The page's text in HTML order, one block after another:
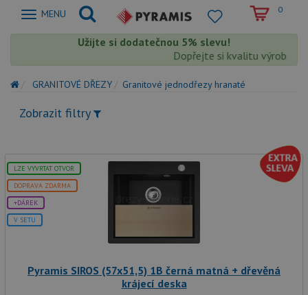
Zobrazit
MENU 0
Užijte si dodatečnou 5% slevu!
Dopřejte si kvalitu výrobků
GRANITOVÉ DŘEZY Granitové jednodřezy hranaté
Zobrazit filtry
LZE VYVRTAT OTVOR
DOPRAVA ZDARMA
+DÁREK
V SETU
Pyramis SIROS (57x51,5) 1B černá matná + dřevěná
krájecí deska